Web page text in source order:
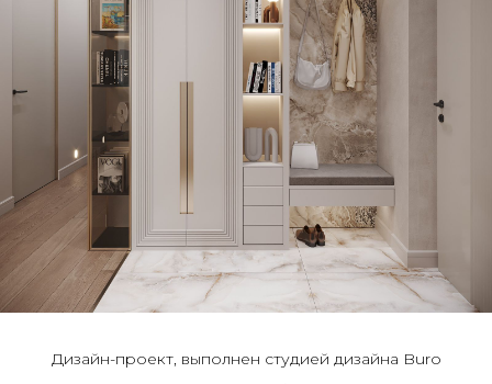
Дизайн-проект, выполнен студией дизайна Buro